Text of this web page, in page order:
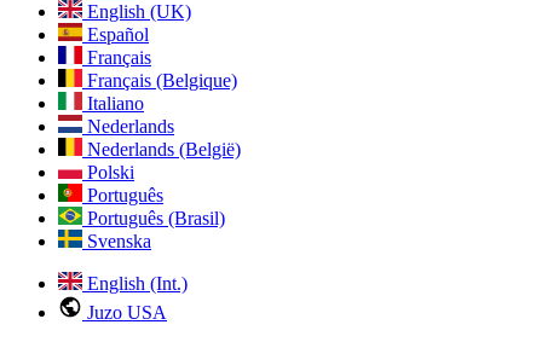
English (UK)
Español
Français
Français (Belgique)
Italiano
Nederlands
Nederlands (België)
Polski
Português
Português (Brasil)
Svenska
English (Int.)
Juzo USA